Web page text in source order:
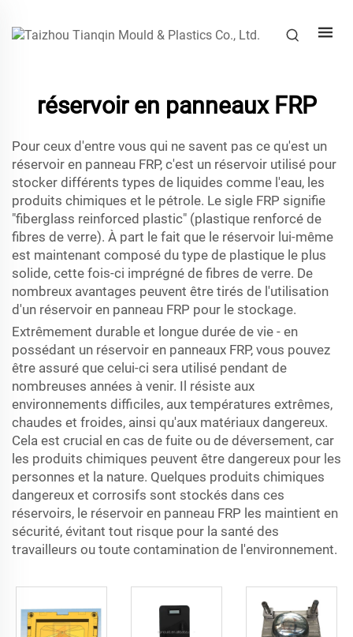
réservoir en panneaux FRP
Pour ceux d'entre vous qui ne savent pas ce qu'est un
réservoir en panneau FRP, c'est un réservoir utilisé pour
stocker différents types de liquides comme l'eau, les
produits chimiques et le pétrole. Le sigle FRP signifie
"fiberglass reinforced plastic" (plastique renforcé de
fibres de verre). À part le fait que le réservoir lui-même
est maintenant composé du type de plastique le plus
solide, cette fois-ci imprégné de fibres de verre. De
nombreux avantages peuvent être tirés de l'utilisation
d'un réservoir en panneau FRP pour le stockage.
Extrêmement durable et longue durée de vie - en
possédant un réservoir en panneaux FRP, vous pouvez
être assuré que celui-ci sera utilisé pendant de
nombreuses années à venir. Il résiste aux
environnements difficiles, aux températures extrêmes,
chaudes et froides, ainsi qu'aux matériaux dangereux.
Cela est crucial en cas de fuite ou de déversement, car
les produits chimiques peuvent être dangereux pour les
personnes et la nature. Quelques produits chimiques
dangereux et corrosifs sont stockés dans ces
réservoirs, le réservoir en panneau FRP les maintient en
sécurité, évitant tout risque pour la santé des
travailleurs ou toute contamination de l'environnement.